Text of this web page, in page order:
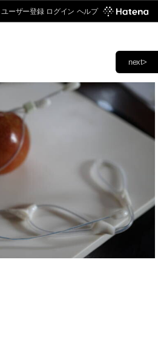
ユーザー登録 ログイン ヘルプ
next>